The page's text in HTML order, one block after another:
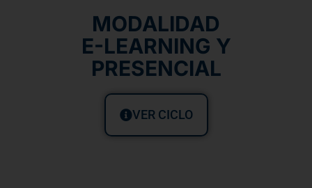
MODALIDAD
E-LEARNING Y
PRESENCIAL
VER CICLO